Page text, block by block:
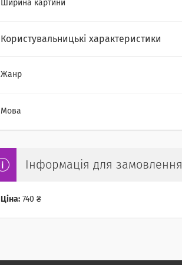
Ширина картини
Користувальницькі характеристики
Жанр
Мова
Інформація для замовлення
Ціна: 740 ₴